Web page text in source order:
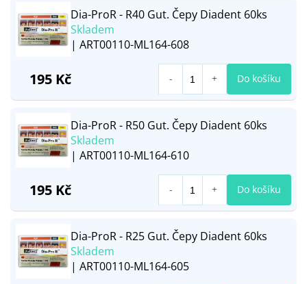
Dia-ProR - R40 Gut. Čepy Diadent 60ks
Skladem
| ART00110-ML164-608
195 Kč Do košíku
Dia-ProR - R50 Gut. Čepy Diadent 60ks
Skladem
| ART00110-ML164-610
195 Kč Do košíku
Dia-ProR - R25 Gut. Čepy Diadent 60ks
Skladem
| ART00110-ML164-605